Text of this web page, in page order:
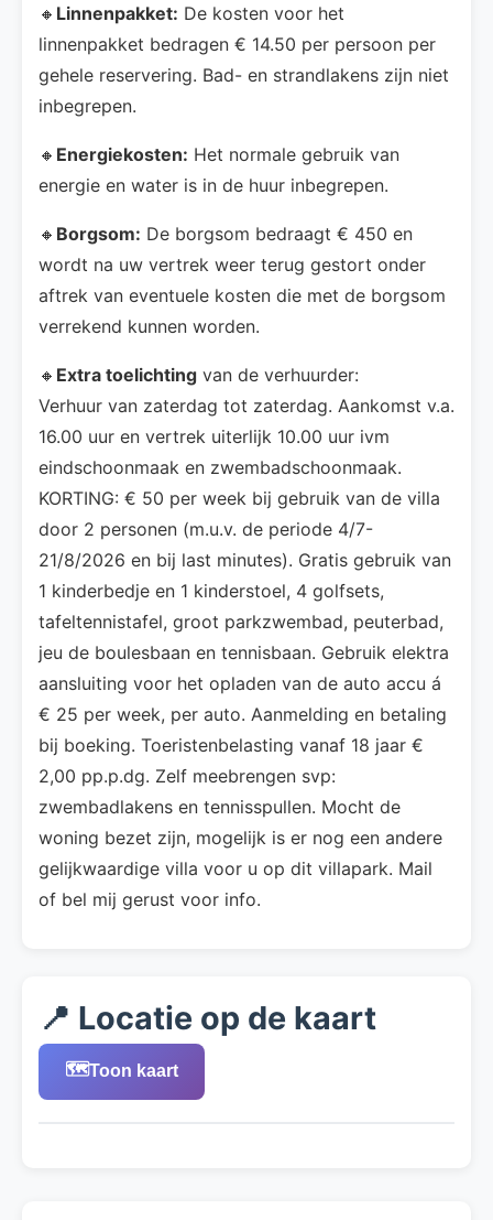
🔸 Linnenpakket: De kosten voor het
linnenpakket bedragen € 14.50 per persoon per
gehele reservering. Bad- en strandlakens zijn niet
inbegrepen.
🔸 Energiekosten: Het normale gebruik van
energie en water is in de huur inbegrepen.
🔸 Borgsom: De borgsom bedraagt € 450 en
wordt na uw vertrek weer terug gestort onder
aftrek van eventuele kosten die met de borgsom
verrekend kunnen worden.
🔸 Extra toelichting van de verhuurder:
Verhuur van zaterdag tot zaterdag. Aankomst v.a.
16.00 uur en vertrek uiterlijk 10.00 uur ivm
eindschoonmaak en zwembadschoonmaak.
KORTING: € 50 per week bij gebruik van de villa
door 2 personen (m.u.v. de periode 4/7-
21/8/2026 en bij last minutes). Gratis gebruik van
1 kinderbedje en 1 kinderstoel, 4 golfsets,
tafeltennistafel, groot parkzwembad, peuterbad,
jeu de boulesbaan en tennisbaan. Gebruik elektra
aansluiting voor het opladen van de auto accu á
€ 25 per week, per auto. Aanmelding en betaling
bij boeking. Toeristenbelasting vanaf 18 jaar €
2,00 pp.p.dg. Zelf meebrengen svp:
zwembadlakens en tennisspullen. Mocht de
woning bezet zijn, mogelijk is er nog een andere
gelijkwaardige villa voor u op dit villapark. Mail
of bel mij gerust voor info.
📍 Locatie op de kaart
🗺️Toon kaart